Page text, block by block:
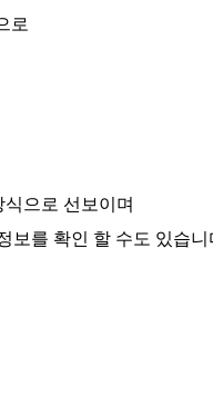
로
으로 선보이며
보를 확인 할 수도 있습니